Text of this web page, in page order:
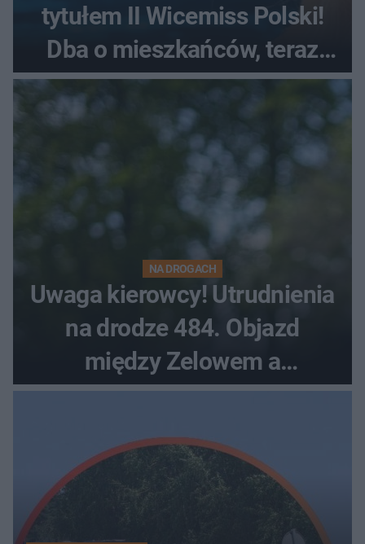
tytułem II Wicemiss Polski!
Dba o mieszkańców, teraz
podbiła konkurs piękności
NA DROGACH
Uwaga kierowcy! Utrudnienia
na drodze 484. Objazd
między Zelowem a
Bełchatowem